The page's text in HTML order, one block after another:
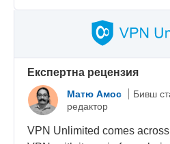
Eкспертна рецензия
Матю Амос
Бивш
редактор
VPN Unlimited comes